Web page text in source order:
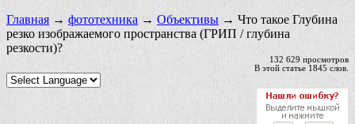
Главная → фототехника → Объективы → Что такое Глубина
резко изображаемого пространства (ГРИП / глубина
резкости)?
132 629 просмотров
В этой статье 1845 слов.